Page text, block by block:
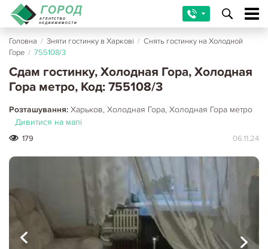
Головна / Зняти гостинку в Харкові / Снять гостинку на Холодной
Горе / 755108/3
Сдам гостинку, Холодная Гора, Холодная
Гора метро, Код: 755108/3
Розташування: Харьков, Холодная Гора, Холодная Гора метро
Дивитися на мапі
179 06.11.24